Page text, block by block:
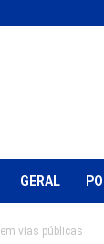
GERAL
vias públicas